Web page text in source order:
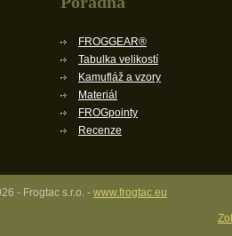
FROGGEAR®
Tabulka velikostí
Kamufláž a vzory
Materiál
FROGpointy
Recenze
- Frogtac s.r.o. - www.frogtac.eu